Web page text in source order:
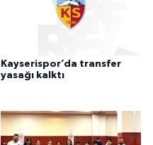
Kayserispor’da transfer
yasağı kalktı